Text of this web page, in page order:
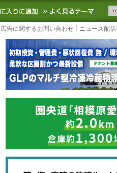
の物流ニュースをお届けし
お気に入りに追加 よ
広告に関するお問い合わせ ニュース配信